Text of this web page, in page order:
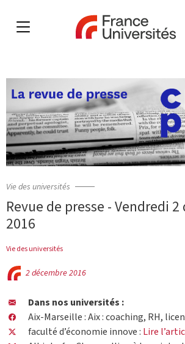
Vie des universités
Revue de presse - Vendredi
2016
Vie des universités
2 décembre 2016
Dans nos universités :
Aix-Marseille : Aix : coaching, RH,
faculté d’économie innove : Lire